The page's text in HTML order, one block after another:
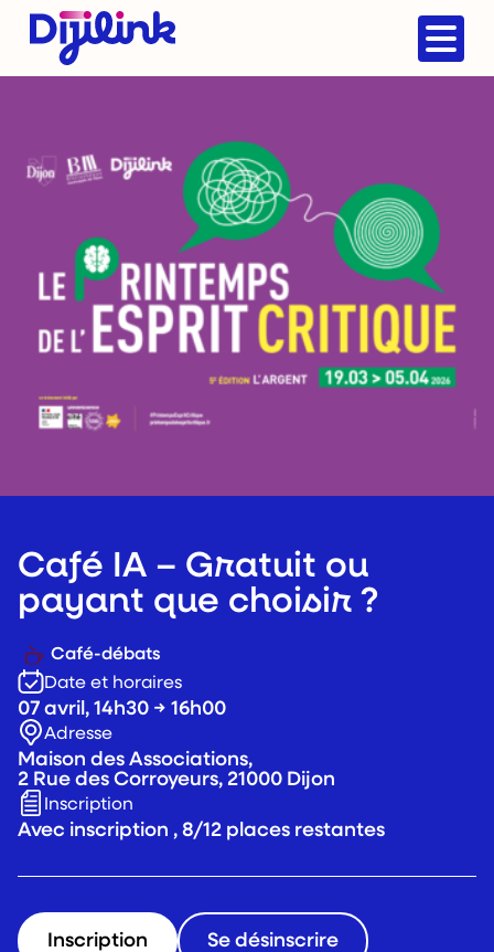
Café-débats
Café IA – Gratuit ou
payant que choisir ?
Date et horaires
07 avril, 14h30 → 16h00
Adresse
Maison des Associations,
2 Rue des Corroyeurs, 21000 Dijon
Inscription
Avec inscription , 8/12 places restantes
Inscription Se désinscrire